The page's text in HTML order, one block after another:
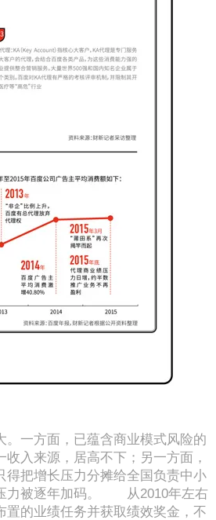
一方面，已蕴含商业模式风险的
入来源，居高不下；另一方面，
得把增长压力分摊给全国负责中小
力被逐年加码。 从2010年左右
的业绩任务并获取绩效奖金，不